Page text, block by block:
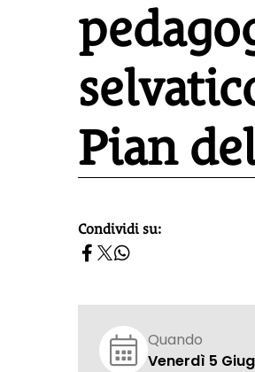
Pian
homepage h2
Condividi su:
Quando
Venerdì 5